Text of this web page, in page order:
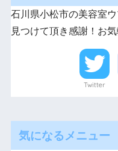
石川県小松市の美容室
見つけて頂き感謝！お
Twitter
気になるメニュー